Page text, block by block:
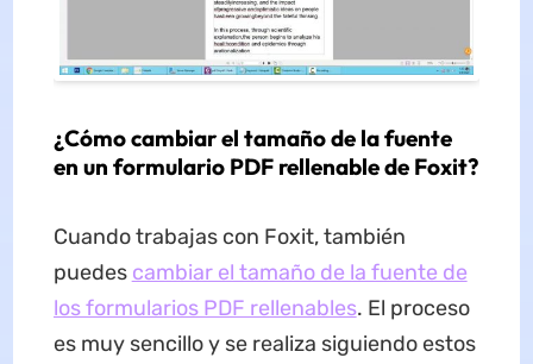
¿Cómo cambiar el tamaño de la fuente
en un formulario PDF rellenable de Foxit?
Cuando trabajas con Foxit, también
puedes cambiar el tamaño de la fuente de
los formularios PDF rellenables. El proceso
es muy sencillo y se realiza siguiendo estos